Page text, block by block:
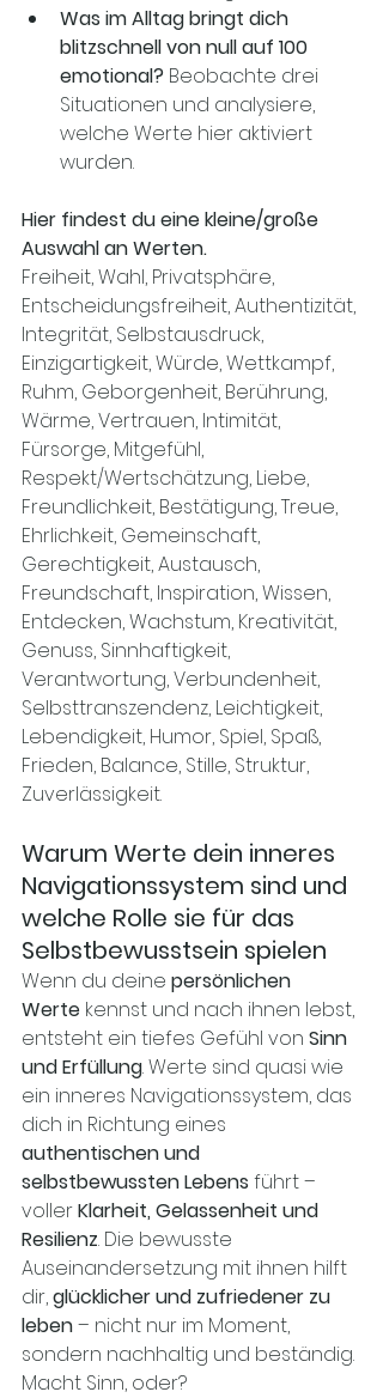
Was im Alltag bringt dich
blitzschnell von null auf 100
emotional? Beobachte drei
Situationen und analysiere,
welche Werte hier aktiviert
wurden.
Hier findest du eine kleine/große
Auswahl an Werten.
Freiheit, Wahl, Privatsphäre,
Entscheidungsfreiheit, Authentizität,
Integrität, Selbstausdruck,
Einzigartigkeit, Würde, Wettkampf,
Ruhm, Geborgenheit, Berührung,
Wärme, Vertrauen, Intimität,
Fürsorge, Mitgefühl,
Respekt/Wertschätzung, Liebe,
Freundlichkeit, Bestätigung, Treue,
Ehrlichkeit, Gemeinschaft,
Gerechtigkeit, Austausch,
Freundschaft, Inspiration, Wissen,
Entdecken, Wachstum, Kreativität,
Genuss, Sinnhaftigkeit,
Verantwortung, Verbundenheit,
Selbsttranszendenz, Leichtigkeit,
Lebendigkeit, Humor, Spiel, Spaß,
Frieden, Balance, Stille, Struktur,
Zuverlässigkeit.
Warum Werte dein inneres
Navigationssystem sind und
welche Rolle sie für das
Selbstbewusstsein spielen
Wenn du deine persönlichen
Werte kennst und nach ihnen lebst,
entsteht ein tiefes Gefühl von Sinn
und Erfüllung. Werte sind quasi wie
ein inneres Navigationssystem, das
dich in Richtung eines
authentischen und
selbstbewussten Lebens führt –
voller Klarheit, Gelassenheit und
Resilienz. Die bewusste
Auseinandersetzung mit ihnen hilft
dir, glücklicher und zufriedener zu
leben – nicht nur im Moment,
sondern nachhaltig und beständig.
Macht Sinn, oder?